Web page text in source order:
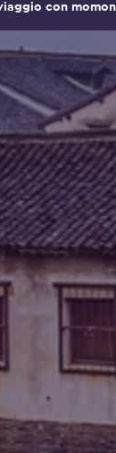
con